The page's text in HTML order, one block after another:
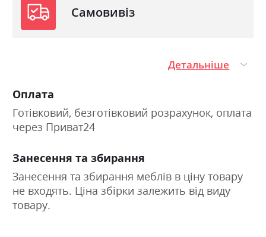
Самовивіз
Детальніше
Оплата
Готівковий, безготівковий розрахунок, оплата
через Приват24
Занесення та збирання
Занесення та збирання меблів в ціну товару
не входять. Ціна збірки залежить від виду
товару.